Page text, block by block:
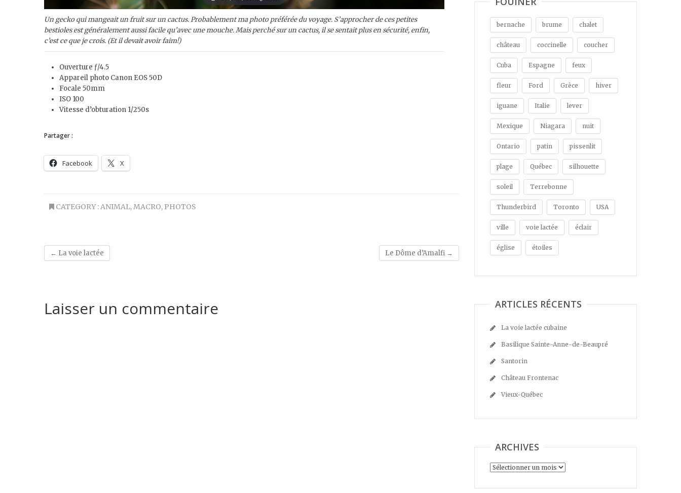
Un gecko qui mangeait un fruit sur un cactus. Probablement ma photo préférée du voyage. S’approcher de ces petites
bestioles est généralement aussi facile qu’avec une mouche. Mais perché sur un cactus, il se sentait plus en sécurité, enfin,
c’est ce que je crois. (Et il devait avoir faim!)
Ouverture ƒ/4.5
Appareil photo Canon EOS 50D
Focale 50mm
ISO 100
Vitesse d’obturation 1/250s
Partager :
Facebook X
CATEGORY :ANIMAL,MACRO, PHOTOS
← La voie lactée Le Dôme d’Amalfi →
Laisser un commentaire
bernache brume chalet
château coccinelle coucher
Cuba Espagne feux
fleur Ford Grèce hiver
iguane Italie lever
Mexique Niagara nuit
Ontario patin pissenlit
plage Québec silhouette
soleil Terrebonne
Thunderbird Toronto USA
ville voie lactée éclair
église étoiles
ARTICLES RÉCENTS
La voie lactée cubaine
Basilique Sainte-Anne-de-Beaupré
Santorin
Château Frontenac
Vieux-Québec
ARCHIVES
Archives